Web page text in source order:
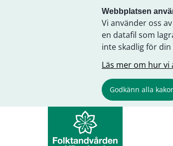
Webbplatsen
Vi använder oss
en datafil som
inte skadlig för
Läs mer om hur vi
Godkänn alla kakor